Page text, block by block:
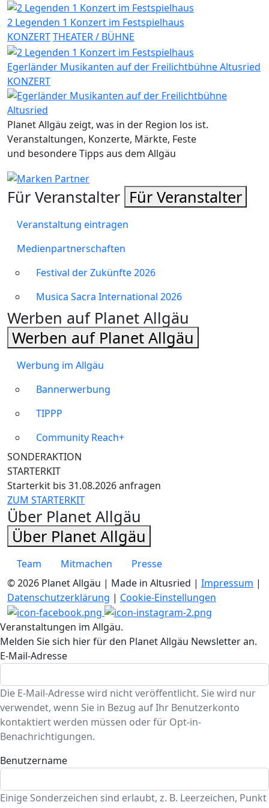
2 Legenden 1 Konzert im Festspielhaus
KONZERTTHEATER / BÜHNE
Egerländer Musikanten auf der Freilichtbühne Altusried
KONZERT
Planet Allgäu zeigt, was in der Region los ist.
Veranstaltungen, Konzerte, Märkte, Feste
und besondere Tipps aus dem Allgäu
Für Veranstalter Für Veranstalter
Veranstaltung eintragen
Medienpartnerschaften
Festival der Zukünfte 2026
Musica Sacra International 2026
Werben auf Planet Allgäu
Werben auf Planet Allgäu
Werbung im Allgäu
Bannerwerbung
TIPPP
Community Reach+
SONDERAKTION
STARTERKIT
Starterkit bis 31.08.2026 anfragen
ZUM STARTERKIT
Über Planet Allgäu
Über Planet Allgäu
Team Mitmachen
Presse
© 2026 Planet Allgäu | Made in Altusried | Impressum |
Datenschutzerklärung | Cookie-Einstellungen
Veranstaltungen im Allgäu.
Melden Sie sich hier für den Planet Allgäu Newsletter an.
E-Mail-Adresse
Die E-Mail-Adresse wird nicht veröffentlicht. Sie wird nur
verwendet, wenn Sie in Bezug auf Ihr Benutzerkonto
kontaktiert werden müssen oder für Opt-in-
Benachrichtigungen.
Benutzername
Einige Sonderzeichen sind erlaubt, z. B. Leerzeichen, Punkt